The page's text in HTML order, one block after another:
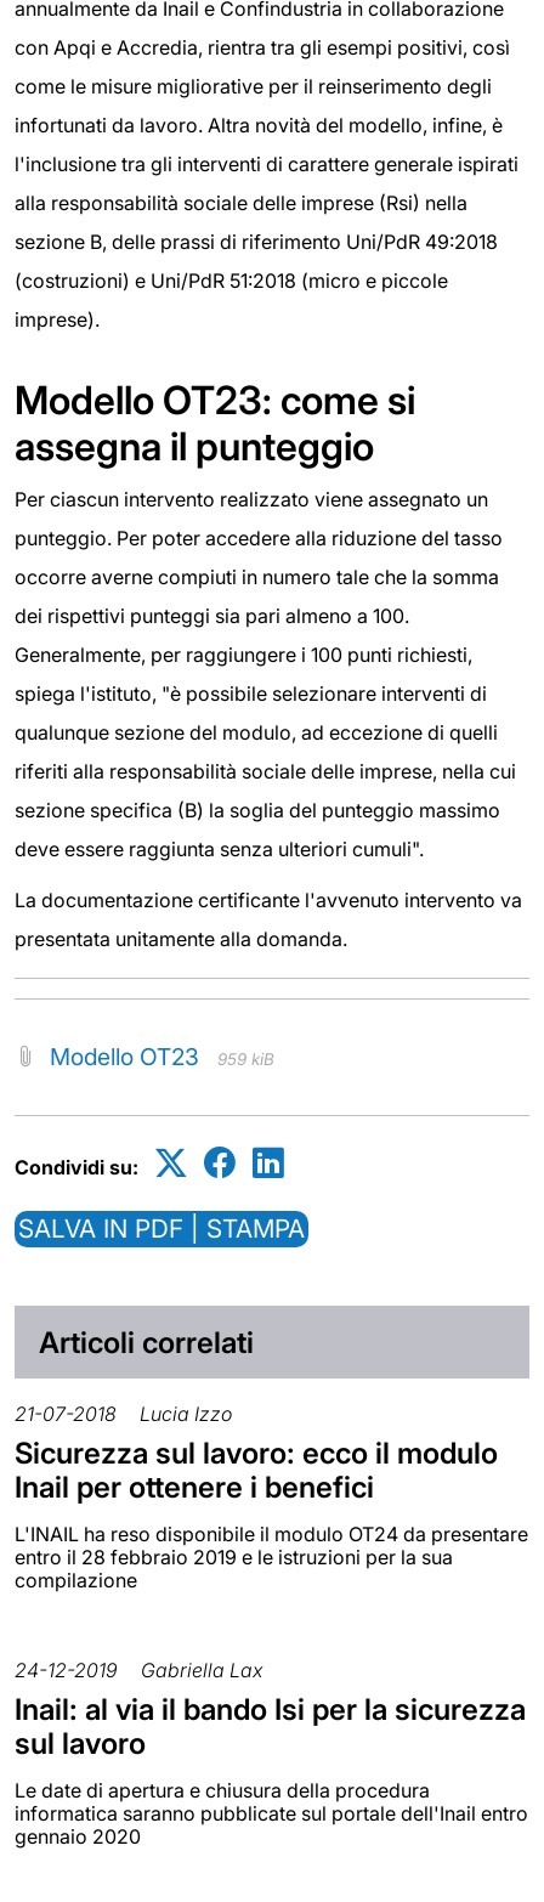
annualmente da Inail e Confindustria in collaborazione
con Apqi e Accredia, rientra tra gli esempi positivi, così
come le misure migliorative per il reinserimento degli
infortunati da lavoro. Altra novità del modello, infine, è
l'inclusione tra gli interventi di carattere generale ispirati
alla responsabilità sociale delle imprese (Rsi) nella
sezione B, delle prassi di riferimento Uni/PdR 49:2018
(costruzioni) e Uni/PdR 51:2018 (micro e piccole
imprese).
Modello OT23: come si
assegna il punteggio
Per ciascun intervento realizzato viene assegnato un
punteggio. Per poter accedere alla riduzione del tasso
occorre averne compiuti in numero tale che la somma
dei rispettivi punteggi sia pari almeno a 100.
Generalmente, per raggiungere i 100 punti richiesti,
spiega l'istituto, "è possibile selezionare interventi di
qualunque sezione del modulo, ad eccezione di quelli
riferiti alla responsabilità sociale delle imprese, nella cui
sezione specifica (B) la soglia del punteggio massimo
deve essere raggiunta senza ulteriori cumuli".
La documentazione certificante l'avvenuto intervento va
presentata unitamente alla domanda.
Modello OT23 959 kiB
Condividi su:
SALVA IN PDF | STAMPA
Articoli correlati
21-07-2018 Lucia Izzo
Sicurezza sul lavoro: ecco il modulo
Inail per ottenere i benefici
L'INAIL ha reso disponibile il modulo OT24 da presentare
entro il 28 febbraio 2019 e le istruzioni per la sua
compilazione
24-12-2019 Gabriella Lax
Inail: al via il bando Isi per la sicurezza
sul lavoro
Le date di apertura e chiusura della procedura
informatica saranno pubblicate sul portale dell'Inail entro
gennaio 2020